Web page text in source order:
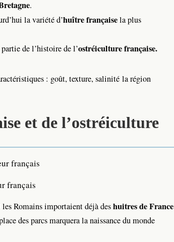
.
la variété d’huître françaisela plus
de l’histoire de l’ostréiculture française.
: goût, texture, salinité la région
et de l’ostréiculture
français
les Romains importaient déjà deshuitres de France
des parcs marquera la naissance du monde